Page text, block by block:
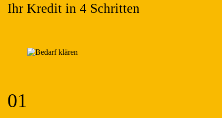
Ihr Kredit in 4 Schritten
01